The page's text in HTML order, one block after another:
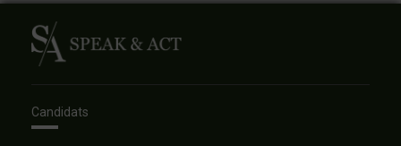
Candidats